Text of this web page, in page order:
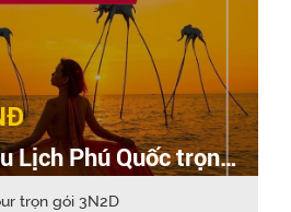
Lịch Phú Quốc trọn
trọn gói 3N2D